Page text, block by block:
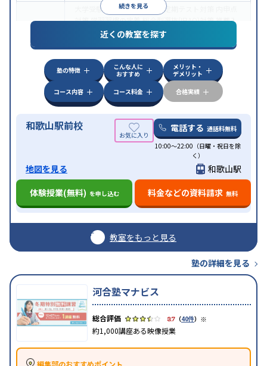
続きを見る
大学受験 医学部受験 授業・定期テスト対策
対策学習習慣の定着総合型選抜(旧AO)対策推薦入
学校別特化対策 国公立大対策
特徴
授業の振替可能オンライン対応1科目から受講可能
季節講習のみの受講可
近くの教室を探す
塾の特徴
こんな人に
おすすめ
メリット・
デメリット
コース内容
コース料金 合格実績
和歌山駅前校 電話する 通話料無料
10:00～22:00（日曜・祝日を除
く）
地図を見る
和歌山駅
体験授業(無料) を申し込む 料金などの資料請求 無料
教室をもっと見る
塾の詳細を見る
河合塾マナビス
3.7 （40件） ※
約1,000講座ある映像授業
編集部のおすすめポイント